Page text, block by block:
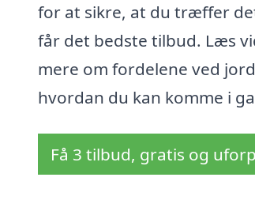
for at sikre, at du træffer
får det bedste tilbud. Læs
mere om fordelene ved
hvordan du kan komme i
Få 3 tilbud, gratis og